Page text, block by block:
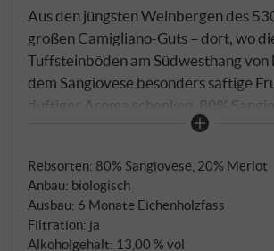
Aus den jüngsten Weinbergen des
großen Camigliano-Guts – dort, wo
Tuffsteinböden am Südwesthang
dem Sangiovese besonders saftige
duftiges Aroma schenken. 80%
durch 20% Merlot für geschmeidige
temperaturgeführt in Edelstahl, reift
großen Fässern und ruht vor der
Wochen auf der Flasche. Lebhaftes
Granatnuancen, Düfte von
Rebsorten: 80% Sangiovese, 20% Merlot
Anbau: biologisch
Ausbau: 6 Monate Eichenholzfass
Filtration: ja
Alkoholgehalt: 13,00 % vol